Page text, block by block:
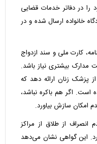
در دفاتر خدمات قضایی
خانواده ارسال شده و در
کارت ملی و سند ازدواج
بیشتری نیاز باشد.
پزشک زنان ارائه دهد که
است. اگر هم باکره نباشد،
امکان سازش بیاورد.
از طلاق از مراکز
این گواهی نشان می‌دهد